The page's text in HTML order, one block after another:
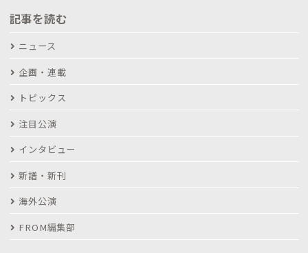
記事を読む
ニュース
企画・連載
トピックス
注目公演
インタビュー
新譜・新刊
海外公演
FROM編集部